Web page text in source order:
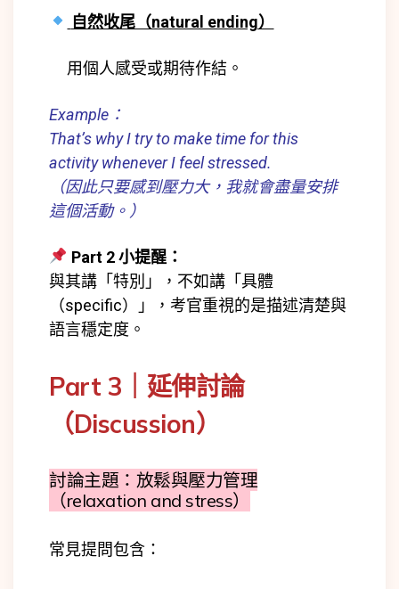
自然收尾（natural ending）
用個人感受或期待作結。
Example：
That’s why I try to make time for this
activity whenever I feel stressed.
（因此只要感到壓力大，我就會盡量安排
這個活動。）
Part 2 小提醒：
與其講「特別」，不如講「具體
（specific）」，考官重視的是描述清楚與
語言穩定度。
Part 3｜延伸討論
（Discussion）
討論主題：放鬆與壓力管理
（relaxation and stress）
常見提問包含：